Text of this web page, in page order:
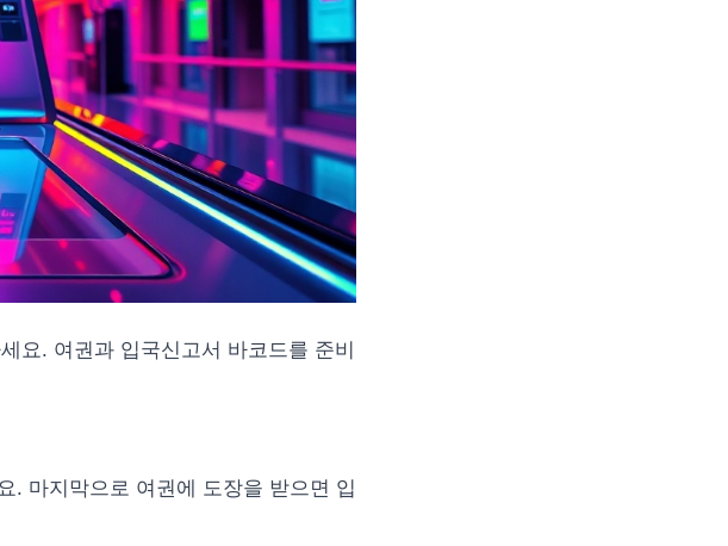
요. 여권과 입국신고서 바코드를 준비
. 마지막으로 여권에 도장을 받으면 입